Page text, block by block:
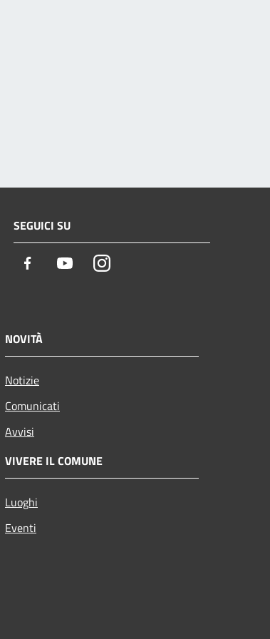
SEGUICI SU
Facebook YoutubeInstagram
NOVITÀ
Notizie
Comunicati
Avvisi
VIVERE IL COMUNE
Luoghi
Eventi